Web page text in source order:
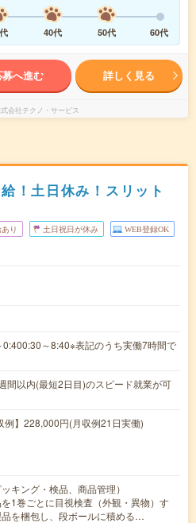
40代 50代 60代
募へ進む 詳しく見る
会社テクノ・サービス
！土日休み！スリット
り 土日祝日が休み WEB登録OK
～8:40※表記のうち実働7時間で
間以内(最短2日目)のスピード就業が可
】228,000円(月収例21日実働)
キング・検品、商品管理）
1巻ごとに目視検査（外観・異物）す
を梱包し、段ボールに積める…